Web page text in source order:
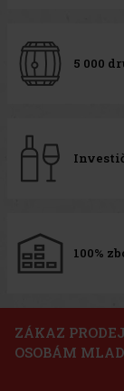
5 000
100%
ZÁKAZ
OSOBÁM